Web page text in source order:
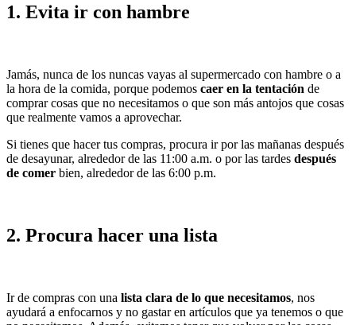
1. Evita ir con hambre
Jamás, nunca de los nuncas vayas al supermercado con hambre o a
la hora de la comida, porque podemos caer en la tentación de
comprar cosas que no necesitamos o que son más antojos que cosas
que realmente vamos a aprovechar.
Si tienes que hacer tus compras, procura ir por las mañanas después
de desayunar, alrededor de las 11:00 a.m. o por las tardes después
de comer bien, alrededor de las 6:00 p.m.
2. Procura hacer una lista
Ir de compras con una lista clara de lo que necesitamos, nos
ayudará a enfocarnos y no gastar en artículos que ya tenemos o que